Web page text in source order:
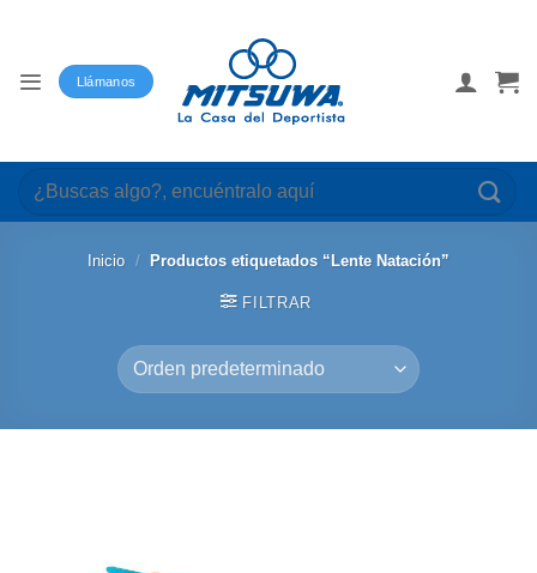
Llámanos
Buscar
por:
Inicio / Productos etiquetados “Lente Natación”
FILTRAR